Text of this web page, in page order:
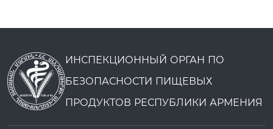
ИНСПЕКЦИОННЫЙ ОРГАН ПО
БЕЗОПАСНОСТИ ПИЩЕВЫХ
ПРОДУКТОВ РЕСПУБЛИКИ АРМЕНИЯ